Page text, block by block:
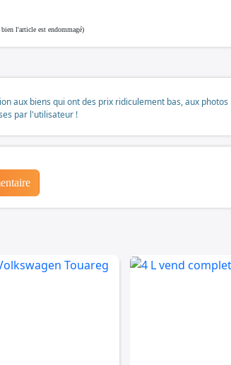
l'article est endommagé)
aux biens qui ont des prix ridiculement bas, aux photos
par l'utilisateur !